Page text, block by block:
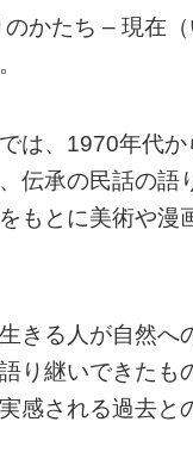
かたち – 現在
は、1970年代
伝承の民話の
もとに美術や
きる人が自然
り継いできた
感される過去と